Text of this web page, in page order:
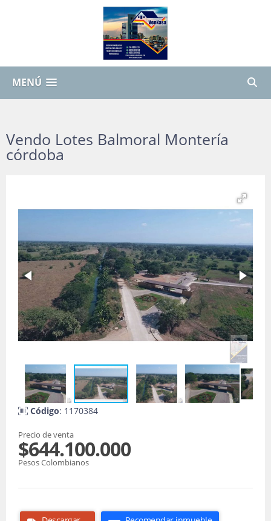
MENÚ
Vendo Lotes Balmoral Montería
córdoba
Código: 1170384
Precio de venta
$644.100.000
Pesos Colombianos